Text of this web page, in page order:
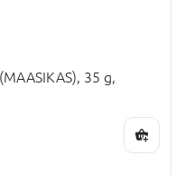
35 g,